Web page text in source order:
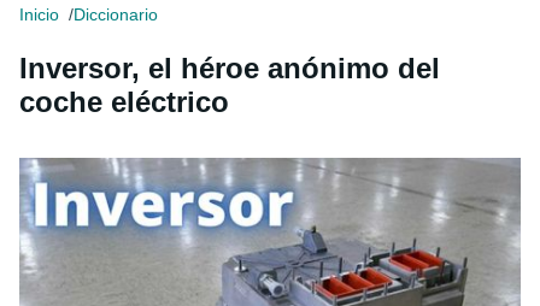
Inicio Diccionario
Inversor, el héroe anónimo del
coche eléctrico